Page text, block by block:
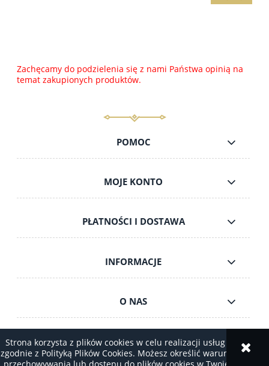
Strona korzysta z plików cookies w celu realizacji usług i
zgodnie z Polityką Plików Cookies. Możesz określić warunki
Zachęcamy do podzielenia się z nami Państwa opinią na
temat zakupionych produktów.
POMOC
MOJE KONTO
PŁATNOŚCI I DOSTAWA
INFORMACJE
O NAS
pokaż pełną wersję strony